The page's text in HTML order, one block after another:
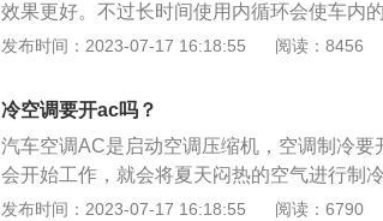
效果更好。不过长时间使用内循环会使车内
脑涨。应当开一会儿内循环就使用几分钟外
从车外进风，而内循环则是车内空气循环使
模式切换：当车外空气好、空气质量高的时
更新，车内的空气会逐渐浑浊。而车外空气
环。
发布时间：2023-07-17 16:18:55 阅读：8456
冷空调要开ac吗？
汽车空调AC是启动空调压缩机，空调制冷
会开始工作，就会将夏天闷热的空气进行制
面检查空调：夏季首次使用空调时应先检查
发布时间：2023-07-17 16:18:55 阅读：6790